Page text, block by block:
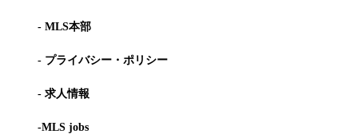
- MLS本部
- プライバシー・ポリシー
- 求人情報
-MLS jobs